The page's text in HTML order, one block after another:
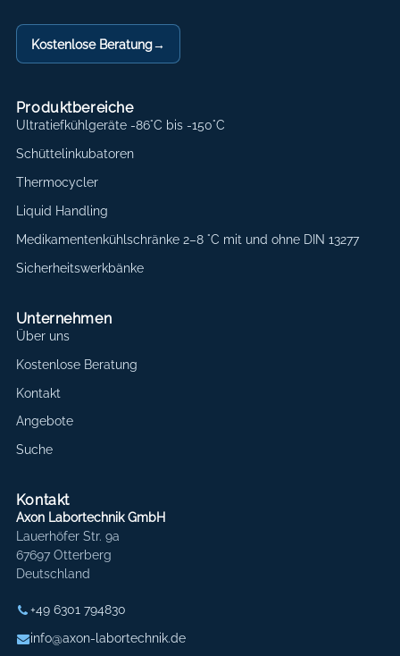
Kostenlose Beratung→
Produktbereiche
Ultratiefkühlgeräte -86°C bis -150°C
Schüttelinkubatoren
Thermocycler
Liquid Handling
Medikamentenkühlschränke 2–8 °C mit und ohne DIN 13277
Sicherheitswerkbänke
Unternehmen
Über uns
Kostenlose Beratung
Kontakt
Angebote
Suche
Kontakt
Axon Labortechnik GmbH
Lauerhöfer Str. 9a
67697 Otterberg
Deutschland
+49 6301 794830
info@axon-labortechnik.de